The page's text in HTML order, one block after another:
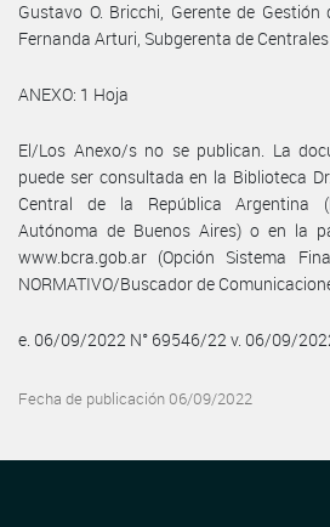
Gustavo O. Bricchi, Gerente de
Fernanda Arturi, Subgerenta de
ANEXO: 1 Hoja
El/Los Anexo/s no se publican. La
puede ser consultada en la Biblioteca
Central de la República Argentina
Autónoma de Buenos Aires) o en la
www.bcra.gob.ar (Opción Sistema
NORMATIVO/Buscador de
e. 06/09/2022 N° 69546/22 v. 06/09/
Fecha de publicación 06/09/2022